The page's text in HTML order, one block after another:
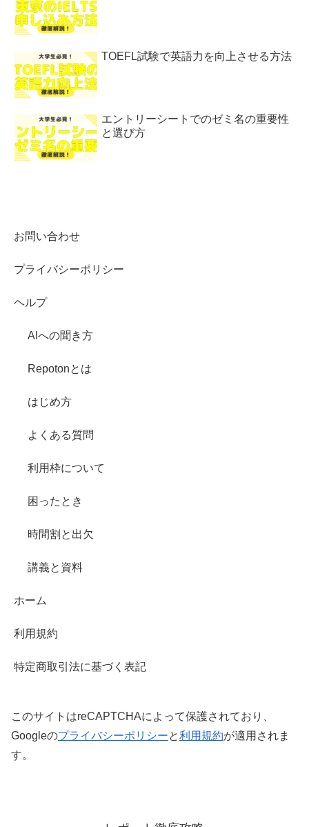
TOEFL試験で英語力を向上させる方法
エントリーシートでのゼミ名の重要性
と選び方
お問い合わせ
プライバシーポリシー
ヘルプ
AIへの聞き方
Repotonとは
はじめ方
よくある質問
利用枠について
困ったとき
時間割と出欠
講義と資料
ホーム
利用規約
特定商取引法に基づく表記
このサイトはreCAPTCHAによって保護されており、
Googleのプライバシーポリシーと利用規約が適用されま
す。